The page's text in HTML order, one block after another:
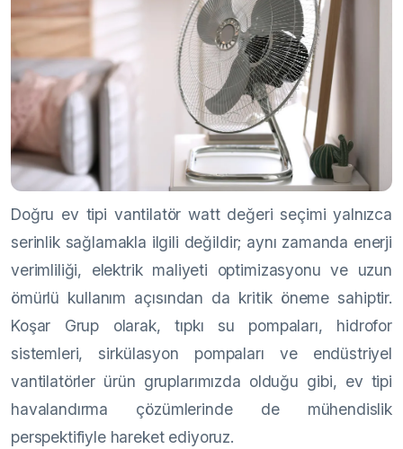
Doğru ev tipi vantilatör watt değeri seçimi yalnızca
serinlik sağlamakla ilgili değildir; aynı zamanda enerji
verimliliği, elektrik maliyeti optimizasyonu ve uzun
ömürlü kullanım açısından da kritik öneme sahiptir.
Koşar Grup olarak, tıpkı su pompaları, hidrofor
sistemleri, sirkülasyon pompaları ve endüstriyel
vantilatörler ürün gruplarımızda olduğu gibi, ev tipi
havalandırma çözümlerinde de mühendislik
perspektifiyle hareket ediyoruz.